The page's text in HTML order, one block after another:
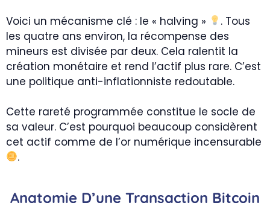
Voici un mécanisme clé : le « halving »
. Tous
les quatre ans environ, la récompense des
mineurs est divisée par deux. Cela ralentit la
création monétaire et rend l’actif plus rare. C’est
une politique anti-inflationniste redoutable.
Cette rareté programmée constitue le socle de
sa valeur. C’est pourquoi beaucoup considèrent
cet actif comme de l’or numérique incensurable
.
Anatomie D’une Transaction Bitcoin